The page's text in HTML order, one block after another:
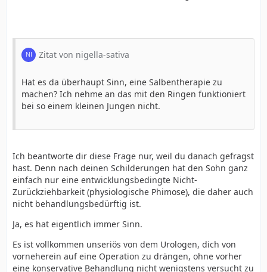
Zitat von nigella-sativa
Hat es da überhaupt Sinn, eine Salbentherapie zu
machen? Ich nehme an das mit den Ringen funktioniert
bei so einem kleinen Jungen nicht.
Ich beantworte dir diese Frage nur, weil du danach gefragst
hast. Denn nach deinen Schilderungen hat den Sohn ganz
einfach nur eine entwicklungsbedingte Nicht-
Zurückziehbarkeit (physiologische Phimose), die daher auch
nicht behandlungsbedürftig ist.
Ja, es hat eigentlich immer Sinn.
Es ist vollkommen unseriös von dem Urologen, dich von
vorneherein auf eine Operation zu drängen, ohne vorher
eine konservative Behandlung nicht wenigstens versucht zu